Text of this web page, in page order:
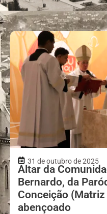
31 de outubro de 2025
Altar da
Bernardo, da
Conceição (Matriz
abençoado